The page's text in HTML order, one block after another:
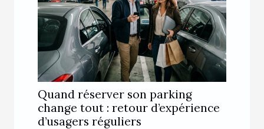
Quand réserver son parking
change tout : retour d’expérience
d’usagers réguliers